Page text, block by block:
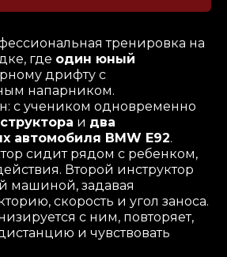
тренировка на
где один юный
дрифту с
напарником.
с учеником одновременно
и два
автомобиля BMW E92.
сидит рядом с ребенком,
Второй инструктор
машиной, задавая
скорость и угол заноса.
с ним, повторяет,
и чувствовать